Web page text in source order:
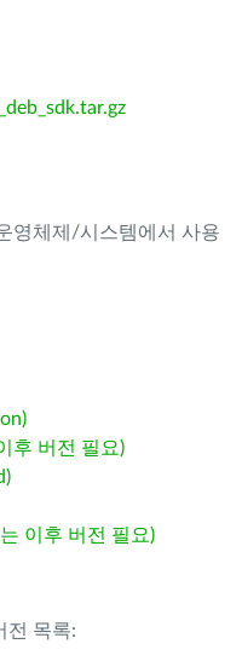
영체제/시스템에서 사용
후 버전 필요)
이후 버전 필요)
전 목록: